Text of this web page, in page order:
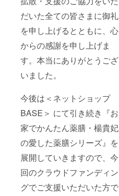
だいた全ての皆さまに御礼
を申し上げるとともに、心
からの感謝を申し上げま
す。本当にありがとうござ
いました。
今後は＜ネットショップ
BASE＞ にて引き続き『お
家でかんたん薬膳・楊貴妃
の愛した薬膳シリーズ』を
展開していきますので、今
回のクラウドファンディン
グでご支援いただいた方で